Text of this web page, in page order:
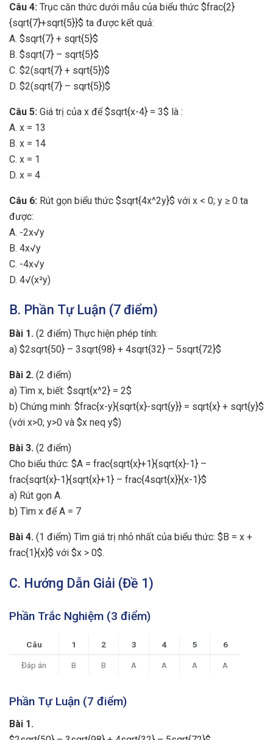
Câu 4: Trục căn thức dưới mẫu của biểu thức $frac{2}
{sqrt{7}+sqrt{5}}$ ta được kết quả:
A. $sqrt{7} + sqrt{5}$
B. $sqrt{7} – sqrt{5}$
C. $2(sqrt{7} + sqrt{5})$
D. $2(sqrt{7} – sqrt{5})$
Câu 5: Giá trị của x để $sqrt{x-4} = 3$ là :
A. x = 13
B. x = 14
C. x = 1
D. x = 4
Câu 6: Rút gọn biểu thức $sqrt{4x^2y}$ với x < 0; y ≥ 0 ta
được:
A. -2x√y
B. 4x√y
C. -4x√y
D. 4√(x²y)
B. Phần Tự Luận (7 điểm)
Bài 1. (2 điểm) Thực hiện phép tính:
a) $2sqrt{50} – 3sqrt{98} + 4sqrt{32} – 5sqrt{72}$
Bài 2. (2 điểm)
a) Tìm x, biết: $sqrt{x^2} = 2$
b) Chứng minh: $frac{x-y}{sqrt{x}-sqrt{y}} = sqrt{x} + sqrt{y}$
(với x>0; y>0 và $x neq y$)
Bài 3. (2 điểm)
Cho biểu thức: $A = frac{sqrt{x}+1}{sqrt{x}-1} –
frac{sqrt{x}-1}{sqrt{x}+1} – frac{4sqrt{x}}{x-1}$
a) Rút gọn A.
b) Tìm x để A = 7
Bài 4. (1 điểm) Tìm giá trị nhỏ nhất của biểu thức: $B = x +
frac{1}{x}$ với $x > 0$.
C. Hướng Dẫn Giải (Đề 1)
Phần Trắc Nghiệm (3 điểm)
Câu 1 2 3 4 5 6
Đáp án B B A A A A
Phần Tự Luận (7 điểm)
Bài 1.